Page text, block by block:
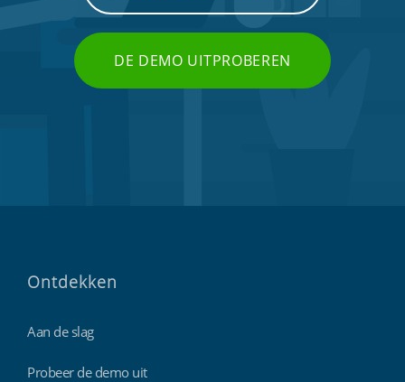
DE DEMO UITPROBEREN
Ontdekken
Aan de slag
Probeer de demo uit